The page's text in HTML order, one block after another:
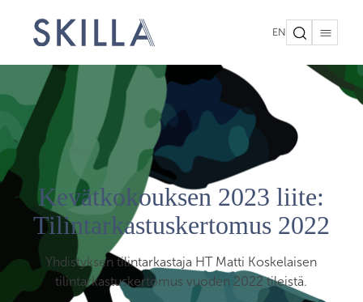
EN
Kevätkokouksen 2023 liite:
Tilintarkastus­kertomus 2022
Yhdistyksen tilintarkastaja HT Matti Koskelaisen
tilintarkastuskertomus vuoden 2022 tileistä.